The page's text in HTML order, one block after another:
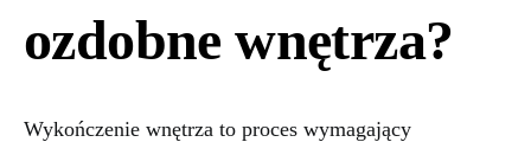
ozdobne wnętrza?
Wykończenie wnętrza to proces wymagający